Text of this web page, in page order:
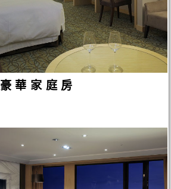
豪華家庭房